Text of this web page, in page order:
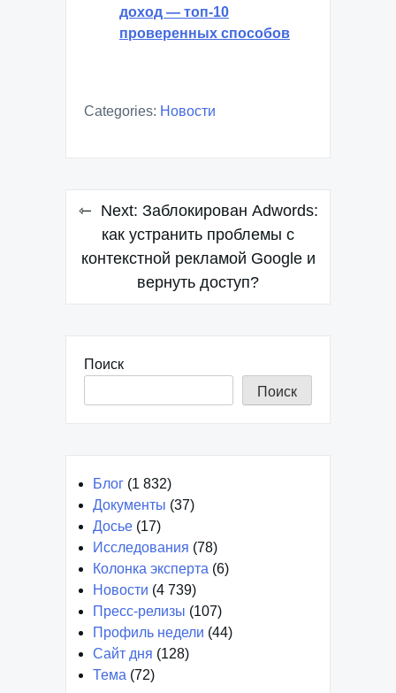
доход — топ-10
проверенных способов
Categories: Новости
Навигация
записям
Next: Заблокирован Adwords:
как устранить проблемы с
контекстной рекламой Google и
вернуть доступ?
Поиск
Поиск
Блог (1 832)
Документы (37)
Досье (17)
Исследования (78)
Колонка эксперта (6)
Новости (4 739)
Пресс-релизы (107)
Профиль недели (44)
Сайт дня (128)
Тема (72)